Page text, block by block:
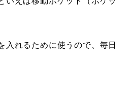
入れるために使うので、毎日